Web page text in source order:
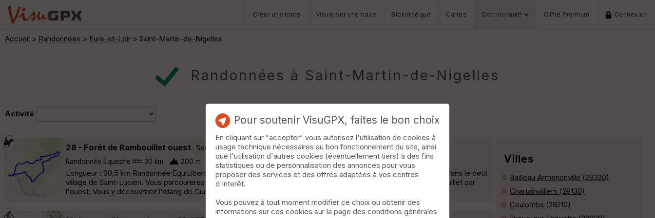
Créer une trace Visualiser une trace Bibliothèque Cartes Communauté Offre Premium Connexion
Accueil > Randonnées > Eure-et-Loir > Saint-Martin-de-Nigelles
Randonnées à Saint-Martin-de-Nigelles
Activité
28 - Forêt de Rambouillet ouest Senantes
Randonnée Equestre 30 km 200 m
Longueur : 30,5 km Randonnée EquiLiberte et EquiChemins Une randonnée dont le départ se fait en Eure-et-Loir, dans le petit
village de Saint-Lucien. Vous parcourerez quelques plaines avant de pénétrer dans le massif de la forêt de Rambouillet par
l'ouest. Vous y découvrirez l'étang de Guiperreux, l'étang Neuf, l'étang du Roi... »
Villes
Bailleau-Armenonville (28320)
Chartainvilliers (28130)
Coulombs (28210)
Pour soutenir VisuGPX, faites le bon choix
En cliquant sur "accepter" vous autorisez l'utilisation de cookies à
usage technique nécessaires au bon fonctionnement du site, ainsi
que l'utilisation d'autres cookies (éventuellement tiers) à des fins
statistiques ou de personnalisation des annonces pour vous
proposer des services et des offres adaptées à vos centres
d'interêt.
Vous pouvez à tout moment modifier ce choix ou obtenir des
informations sur ces cookies sur la page des conditions générales